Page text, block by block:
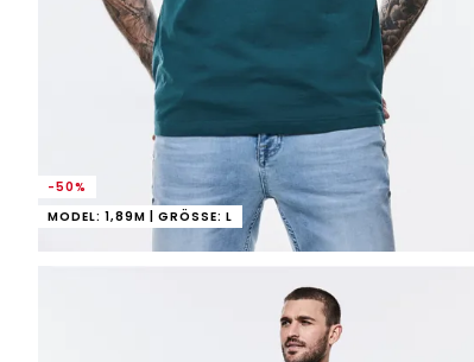
-50%
MODEL: 1,89M | GRÖSSE: L